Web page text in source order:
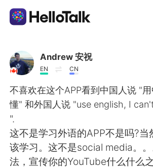
แอปแลกเปลี่ยนทางภาษา
AI Grammar Checker
ไทย
English 简体中文
Andrew 安祝
EN CN
不喜欢在这个APP看到中国人说 "
懂" 和外国人说 "use english, I
".
这不是学习外语的APP不是吗?当
该学习。这不是social media。
法，宣传你的YouTube什么什么之